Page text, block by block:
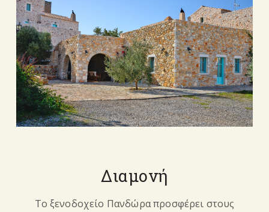
Διαμονή
Το ξενοδοχείο Πανδώρα προσφέρει στους